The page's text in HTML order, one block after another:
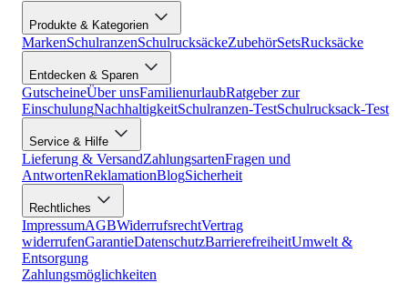
Produkte & Kategorien
MarkenSchulranzenSchulrucksäckeZubehörSetsRucksäcke
Entdecken & Sparen
GutscheineÜber unsFamilienurlaubRatgeber zur
EinschulungNachhaltigkeitSchulranzen-TestSchulrucksack-Test
Service & Hilfe
Lieferung & VersandZahlungsartenFragen und
AntwortenReklamationBlogSicherheit
Rechtliches
ImpressumAGBWiderrufsrechtVertrag
widerrufenGarantieDatenschutzBarrierefreiheitUmwelt &
Entsorgung
Zahlungsmöglichkeiten